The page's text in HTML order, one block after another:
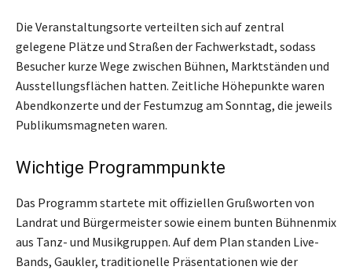
Die Veranstaltungsorte verteilten sich auf zentral
gelegene Plätze und Straßen der Fachwerkstadt, sodass
Besucher kurze Wege zwischen Bühnen, Marktständen und
Ausstellungsflächen hatten. Zeitliche Höhepunkte waren
Abendkonzerte und der Festumzug am Sonntag, die jeweils
Publikumsmagneten waren.
Wichtige Programmpunkte
Das Programm startete mit offiziellen Grußworten von
Landrat und Bürgermeister sowie einem bunten Bühnenmix
aus Tanz- und Musikgruppen. Auf dem Plan standen Live-
Bands, Gaukler, traditionelle Präsentationen wie der